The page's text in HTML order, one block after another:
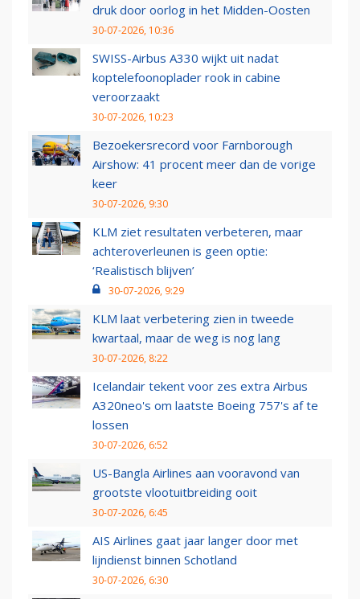
druk door oorlog in het Midden-Oosten
30-07-2026, 10:36
SWISS-Airbus A330 wijkt uit nadat
koptelefoonoplader rook in cabine
veroorzaakt
30-07-2026, 10:23
Bezoekersrecord voor Farnborough
Airshow: 41 procent meer dan de vorige
keer
30-07-2026, 9:30
KLM ziet resultaten verbeteren, maar
achteroverleunen is geen optie:
‘Realistisch blijven’
30-07-2026, 9:29
KLM laat verbetering zien in tweede
kwartaal, maar de weg is nog lang
30-07-2026, 8:22
Icelandair tekent voor zes extra Airbus
A320neo's om laatste Boeing 757's af te
lossen
30-07-2026, 6:52
US-Bangla Airlines aan vooravond van
grootste vlootuitbreiding ooit
30-07-2026, 6:45
AIS Airlines gaat jaar langer door met
lijndienst binnen Schotland
30-07-2026, 6:30